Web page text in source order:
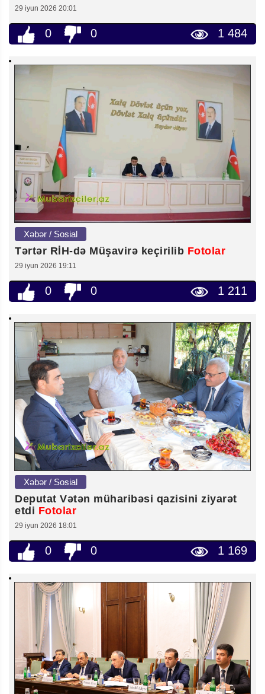
29 iyun 2026 20:01
0 0 1 484
Xəbər / Sosial
Tərtər RİH-də Müşavirə keçirilib Fotolar
29 iyun 2026 19:11
0 0 1 211
Xəbər / Sosial
Deputat Vətən müharibəsi qazisini ziyarət
etdi Fotolar
29 iyun 2026 18:01
0 0 1 169